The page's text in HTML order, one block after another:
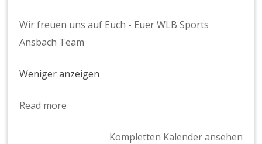
Wir freuen uns auf Euch - Euer WLB Sports
Ansbach Team
Weniger anzeigen
Read more
Kompletten Kalender ansehen